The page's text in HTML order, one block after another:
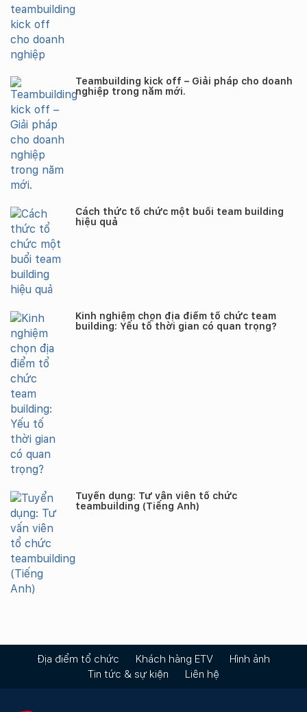
Teambuilding kick off – Giải pháp cho doanh
nghiệp trong năm mới.
Cách thức tổ chức một buổi team building
hiệu quả
Kinh nghiệm chọn địa điểm tổ chức team
building: Yếu tố thời gian có quan trọng?
Tuyển dụng: Tư vấn viên tổ chức
teambuilding (Tiếng Anh)
Địa điểm tổ chức Khách hàng ETV
Hình ảnh
Tin tức & sự kiện
Liên hệ